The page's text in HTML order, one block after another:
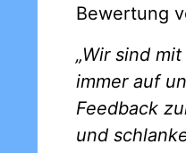
Bewertung
„Wir sind
immer auf
Feedback
und